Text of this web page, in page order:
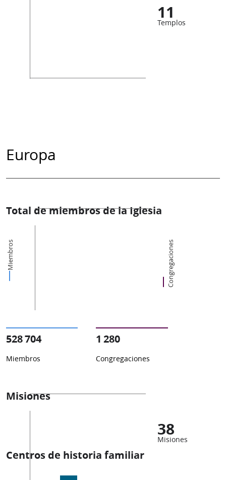
11
Templos
Europa
Total de miembros de la Iglesia
Miembros Congregaciones
528 704
Miembros
1 280
Congregaciones
Misiones
38
Misiones
Centros de historia familiar